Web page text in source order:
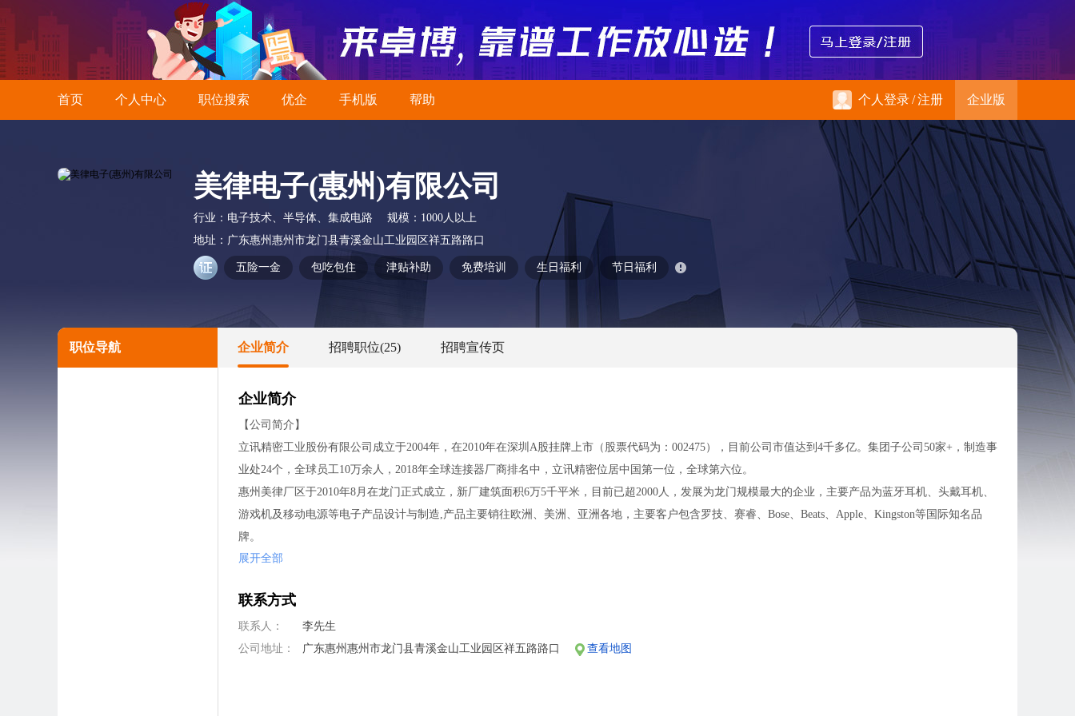
首页 个人中心 职位搜索 优企 手机版 帮助 个人登录/注册 企业版
美律电子(惠州)有限公司
行业： 电子技术、半导体、集成电路 规模： 1000人以上
地址： 广东惠州惠州市龙门县青溪金山工业园区祥五路路口
五险一金 包吃包住 津贴补助 免费培训 生日福利 节日福利
职位导航 企业简介 招聘职位(25) 招聘宣传页
企业简介
【公司简介】
立讯精密工业股份有限公司成立于2004年，在2010年在深圳A股挂牌上市（股票代码为：002475），目前公司市值达到4千多亿。集团子公司50家+，制造事
业处24个，全球员工10万余人，2018年全球连接器厂商排名中，立讯精密位居中国第一位，全球第六位。
惠州美律厂区于2010年8月在龙门正式成立，新厂建筑面积6万5千平米，目前已超2000人，发展为龙门规模最大的企业，主要产品为蓝牙耳机、头戴耳机、
游戏机及移动电源等电子产品设计与制造,产品主要销往欧洲、美洲、亚洲各地，主要客户包含罗技、赛睿、Bose、Beats、Apple、Kingston等国际知名品
牌。
关注美律电子(惠州)有限公司最新动态，请关注“美律惠州幸福之家”公众号，添加微信号“merryhz2010”。
1.『工作时间』：公司实行每周五天八小时工作制；
2.『薪酬福利』：合理优厚的薪金，为员工提供富有竞争力的薪酬体系（绩效奖金、全勤奖、年资奖、年终奖金）；
3.『有薪假期』：完善的假期组合，员工享有带薪产假（陪产假）、婚假、丧假、病假、工作满一年可享受带薪年假；
展开全部
联系方式
联系人：
李先生
公司地址：
广东惠州惠州市龙门县青溪金山工业园区祥五路路口 查看地图